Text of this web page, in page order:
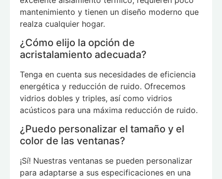
mantenimiento y tienen un diseño moderno que
realza cualquier hogar.
¿Cómo elijo la opción de
acristalamiento adecuada?
Tenga en cuenta sus necesidades de eficiencia
energética y reducción de ruido. Ofrecemos
vidrios dobles y triples, así como vidrios
acústicos para una máxima reducción de ruido.
¿Puedo personalizar el tamaño y el
color de las ventanas?
¡Sí! Nuestras ventanas se pueden personalizar
para adaptarse a sus especificaciones en una